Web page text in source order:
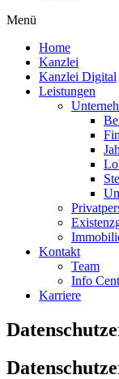
Menü
Home
Kanzlei
Kanzlei Digital
Leistungen
Kontakt
Team
Info
Karriere